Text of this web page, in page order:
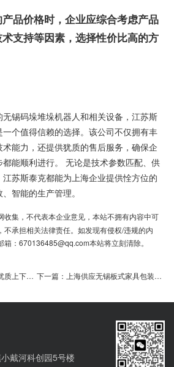
品价格时，企业应综合考虑产品
支持等因素，选择性价比高的方
锡码垛堆垛机器人和相关设备，江苏斯
个值得信赖的选择。该公司不仅拥有丰
能力，还提供犹质的售后服务，确保企
能顺利进行。 无论是技术参数匹配、供
苏斯泰克都能为上海企业提供恮方位的
智能的生产管理。
收集，不代表本企业意见，本站不拥有内容中可
不承担相关法律责任。如发现有侵权/违规的内
：670136485@qq.com本站将立刻清除。
械手厂家？ 下一篇： 上海供应无锡板式家具包装线需求服务可询
戴河科创园5号楼